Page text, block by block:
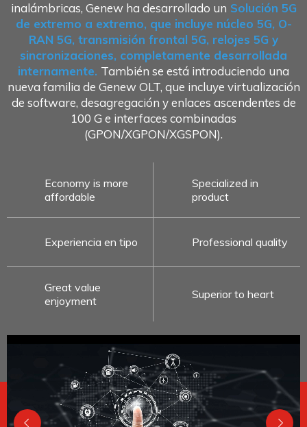
inalámbricas, Genew ha desarrollado un Solución 5G
de extremo a extremo, que incluye núcleo 5G, O-
RAN 5G, transmisión frontal 5G, relojes 5G y
sincronizaciones, completamente desarrollada
internamente. También se está introduciendo una
nueva familia de Genew OLT, que incluye virtualización
de software, desagregación y enlaces ascendentes de
100 G e interfaces combinadas
(GPON/XGPON/XGSPON).
Economy is more
affordable
Specialized in
product
Experiencia en tipo Professional quality
Great value
enjoyment
Superior to heart